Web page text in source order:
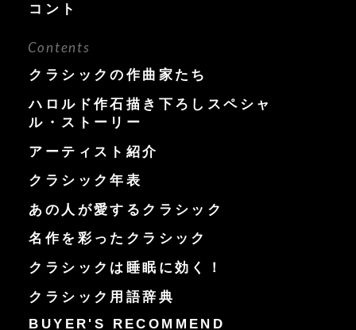
コント
Contents
クラシックの作曲家たち
ハロルド作石描き下ろしスペシャ
ル・ストーリー
アーティスト紹介
クラシック年表
あの人が愛するクラシック
名作を彩ったクラシック
クラシックは睡眠に効く！
クラシック用語辞典
BUYER'S RECOMMEND